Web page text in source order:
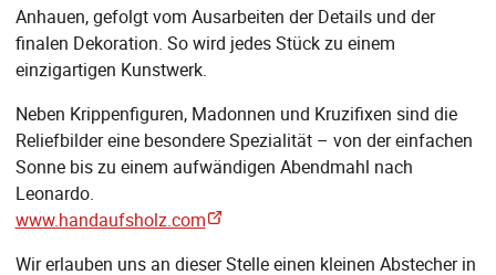
Anhauen, gefolgt vom Ausarbeiten der Details und der
finalen Dekoration. So wird jedes Stück zu einem
einzigartigen Kunstwerk.
Neben Krippenfiguren, Madonnen und Kruzifixen sind die
Reliefbilder eine besondere Spezialität – von der einfachen
Sonne bis zu einem aufwändigen Abendmahl nach
Leonardo.
www.handaufsholz.com
Wir erlauben uns an dieser Stelle einen kleinen Abstecher in